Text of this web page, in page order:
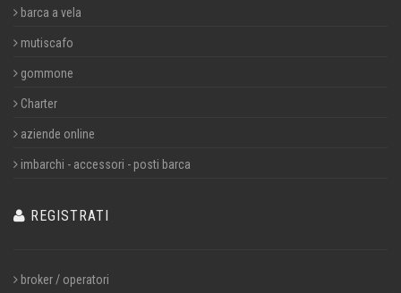
barca a vela
mutiscafo
gommone
Charter
aziende online
imbarchi - accessori - posti barca
REGISTRATI
broker / operatori